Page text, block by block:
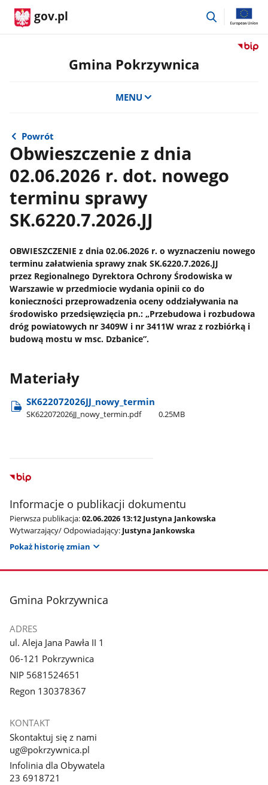
gov.pl
przejdź
Przejdź
Gmina Pokrzywnica
MENU
Powrót
Obwieszczenie z dnia
02.06.2026 r. dot. nowego
terminu sprawy
SK.6220.7.2026.JJ
OBWIESZCZENIE z dnia 02.06.2026 r. o wyznaczeniu nowego
terminu załatwienia sprawy znak SK.6220.7.2026.JJ
przez Regionalnego Dyrektora Ochrony Środowiska w
Warszawie w przedmiocie wydania opinii co do
konieczności przeprowadzenia oceny oddziaływania na
środowisko przedsięwzięcia pn.: „Przebudowa i rozbudowa
dróg powiatowych nr 3409W i nr 3411W wraz z rozbiórką i
budową mostu w msc. Dzbanice”.
Materiały
SK622072026JJ​_nowy​_termin
SK622072026JJ​_nowy​_termin.pdf 0.25MB
Informacje o publikacji dokumentu
Pierwsza publikacja:02.06.2026 13:12 Justyna Jankowska
Wytwarzający/ Odpowiadający: Justyna Jankowska
Pokaż historię zmian
stopka
Gmina Pokrzywnica
ADRES
ul. Aleja Jana Pawła II 1
06-121 Pokrzywnica
NIP 5681524651
Regon 130378367
KONTAKT
Skontaktuj się z nami
ug@pokrzywnica.pl
Infolinia dla Obywatela
23 6918721